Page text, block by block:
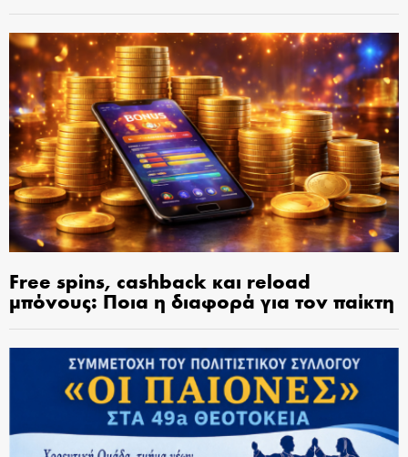
Free spins, cashback και reload
μπόνους: Ποια η διαφορά για τον παίκτη